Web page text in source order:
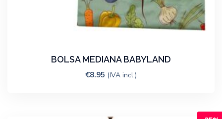
BOLSA MEDIANA BABYLAND
€8.95 (IVA incl.)